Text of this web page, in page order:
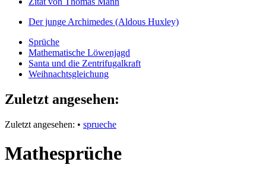
Der junge Archimedes (Aldous Huxley)
Sprüche
Mathematische Löwenjagd
Santa und die Zentrifugalkraft
Weihnachtsgleichung
Zuletzt angesehen:
Zuletzt angesehen: • sprueche
Mathesprüche